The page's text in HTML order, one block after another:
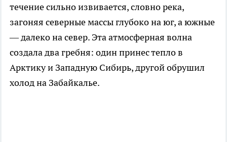
течение сильно извивается, словно река,
загоняя северные массы глубоко на юг, а южные
— далеко на север. Эта атмосферная волна
создала два гребня: один принес тепло в
Арктику и Западную Сибирь, другой обрушил
холод на Забайкалье.